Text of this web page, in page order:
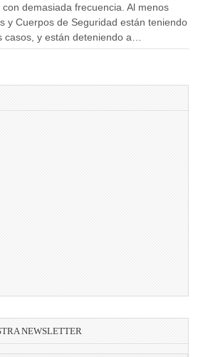
demasiada frecuencia. Al menos
y Cuerpos de Seguridad están teniendo
casos, y están deteniendo a…
NEWSLETTER